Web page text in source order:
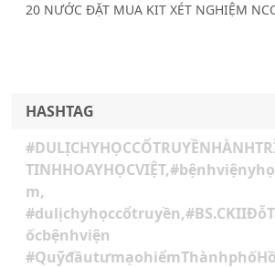
20 NƯỚC ĐẶT MUA KIT XÉT NGHIỆM
HASHTAG
m,
ốcbệnhviện